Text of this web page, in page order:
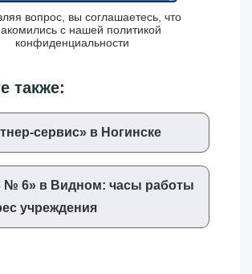
вопрос, вы соглашаетесь, что
с нашей политикой
конфиденциальности
также:
сервис»‎ в Ногинске
№ 6»‎ в Видном: часы работы
учреждения